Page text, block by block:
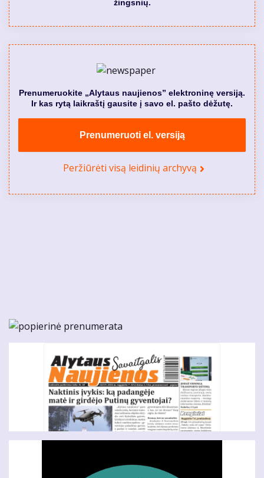
žingsnių.
Prenumeruokite „Alytaus naujienos” elektroninę versiją.
Ir kas rytą laikraštį gausite į savo el. pašto dėžutę.
Prenumeruoti el. versiją
Peržiūrėti visą leidinių archyvą